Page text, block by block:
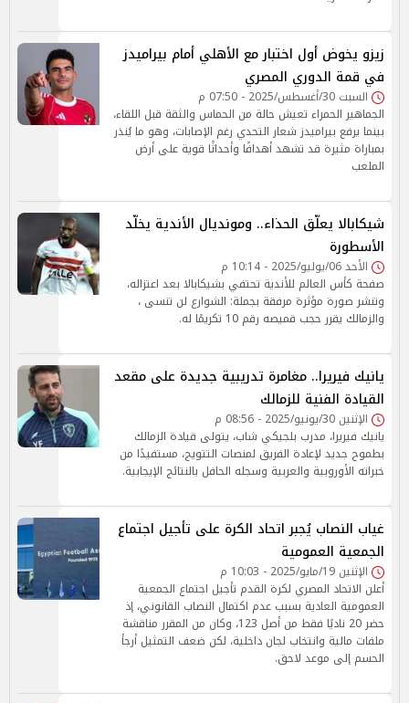
زيزو يخوض أول اختبار مع الأهلي أمام بيراميدز
في قمة الدوري المصري
السبت 30/أغسطس/2025 - 07:50 م
الجماهير الحمراء تعيش حالة من الحماس والثقة قبل اللقاء،
بينما يرفع بيراميدز شعار التحدي رغم الإصابات، وهو ما يُنذر
بمباراة مثيرة قد تشهد أهدافًا وأحداثًا قوية على أرض
الملعب
شيكابالا يعلّق الحذاء.. ومونديال الأندية يخلّد
الأسطورة
الأحد 06/يوليو/2025 - 10:14 م
صفحة كأس العالم للأندية تحتفي بشيكابالا بعد اعتزاله،
وتنشر صورة مؤثرة مرفقة بجملة: الشوارع لن تنسى ،
والزمالك يقرر حجب قميصه رقم 10 تكريمًا له.
يانيك فيريرا.. مغامرة تدريبية جديدة على مقعد
القيادة الفنية للزمالك
الإثنين 30/يونيو/2025 - 08:56 م
يانيك فيريرا، مدرب بلجيكي شاب، يتولى قيادة الزمالك
بطموح جديد لإعادة الفريق لمنصات التتويج، مستفيدًا من
خبراته الأوروبية والعربية وسجله الحافل بالنتائج الإيجابية.
غياب النصاب يُجبر اتحاد الكرة على تأجيل اجتماع
الجمعية العمومية
الإثنين 19/مايو/2025 - 10:03 م
أعلن الاتحاد المصري لكرة القدم تأجيل اجتماع الجمعية
العمومية العادية بسبب عدم اكتمال النصاب القانوني، إذ
حضر 20 ناديًا فقط من أصل 123، وكان من المقرر مناقشة
ملفات مالية وانتخاب لجان داخلية، لكن ضعف التمثيل أرجأ
الحسم إلى موعد لاحق.